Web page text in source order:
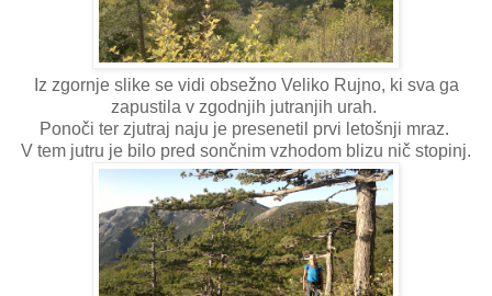
Iz zgornje slike se vidi obsežno Veliko Rujno, ki sva ga
zapustila v zgodnjih jutranjih urah.
Ponoči ter zjutraj naju je presenetil prvi letošnji mraz.
V tem jutru je bilo pred sončnim vzhodom blizu nič stopinj.